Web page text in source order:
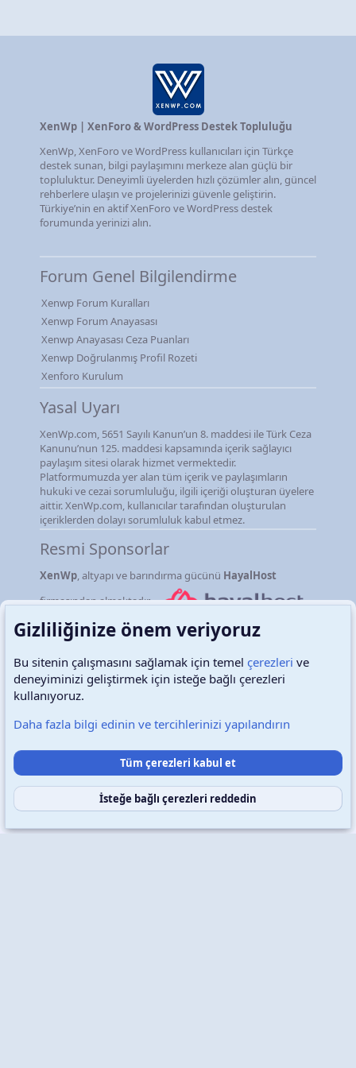
XenWp | XenForo & WordPress Destek Topluluğu
XenWp, XenForo ve WordPress kullanıcıları için Türkçe
destek sunan, bilgi paylaşımını merkeze alan güçlü bir
topluluktur. Deneyimli üyelerden hızlı çözümler alın, güncel
rehberlere ulaşın ve projelerinizi güvenle geliştirin.
Türkiye’nin en aktif XenForo ve WordPress destek
forumunda yerinizi alın.
Forum Genel Bilgilendirme
Xenwp Forum Kuralları
Xenwp Forum Anayasası
Xenwp Anayasası Ceza Puanları
Xenwp Doğrulanmış Profil Rozeti
Xenforo Kurulum
Yasal Uyarı
XenWp.com, 5651 Sayılı Kanun’un 8. maddesi ile Türk Ceza
Kanunu’nun 125. maddesi kapsamında içerik sağlayıcı
paylaşım sitesi olarak hizmet vermektedir.
Platformumuzda yer alan tüm içerik ve paylaşımların
hukuki ve cezai sorumluluğu, ilgili içeriği oluşturan üyelere
aittir. XenWp.com, kullanıcılar tarafından oluşturulan
içeriklerden dolayı sorumluluk kabul etmez.
Resmi Sponsorlar
XenWp, altyapı ve barındırma gücünü HayalHost
firmasından almaktadır.
Türkçe (TR) Çerezler
Destek talepleri Bize ulaşın Şartlar ve kurallar
Gizlilik politikası Yardım Ana sayfa
S
Copyright © 2026 XenWp Telif Hakları Saklıdır
Gizliliğinize önem veriyoruz
Bu sitenin çalışmasını sağlamak için temel çerezleri ve
deneyiminizi geliştirmek için isteğe bağlı çerezleri
kullanıyoruz.
Daha fazla bilgi edinin ve tercihlerinizi yapılandırın
Tüm çerezleri kabul et
İsteğe bağlı çerezleri reddedin